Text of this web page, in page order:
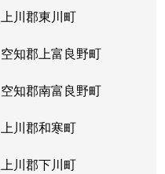
上川郡東川町
空知郡上富良野町
空知郡南富良野町
上川郡和寒町
上川郡下川町